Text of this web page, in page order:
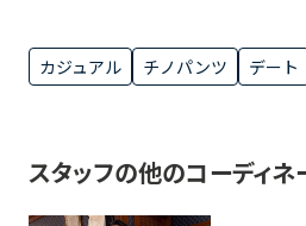
カジュアル チノパンツ デート
スタッフの他のコーディネ